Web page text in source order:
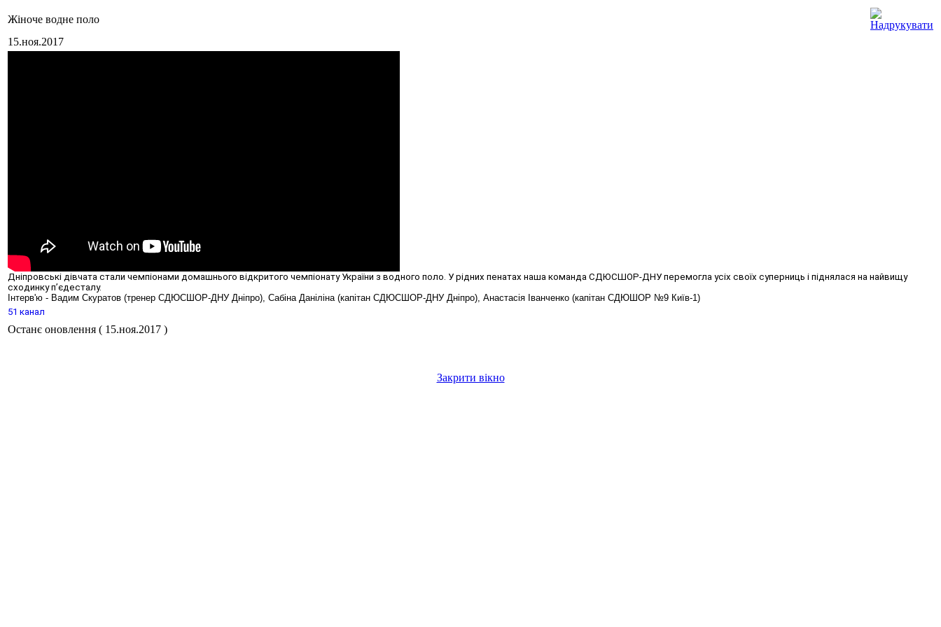
Жіноче водне поло
15.ноя.2017
Дніпровські дівчата стали чемпіонами домашнього відкритого чемпіонату України з водного поло. У рідних пенатах наша команда СДЮСШОР-ДНУ перемогла усіх своїх суперниць і піднялася на найвищу
сходинку п’єдесталу.
Інтерв'ю - Вадим Скуратов (тренер СДЮСШОР-ДНУ Дніпро), Сабіна Даніліна (капітан СДЮСШОР-ДНУ Дніпро), Анастасія Іванченко (капітан СДЮШОР №9 Київ-1)
51 канал
Останє оновлення ( 15.ноя.2017 )
Закрити вікно